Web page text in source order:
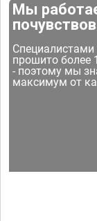
Мы
прошито более
- поэтому мы
максимум от